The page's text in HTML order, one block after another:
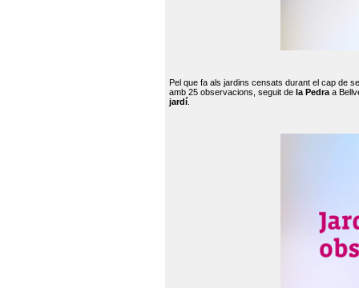
Pel que fa als jardins censats durant el cap de
amb 25 observacions, seguit de la Pedra a
jardí